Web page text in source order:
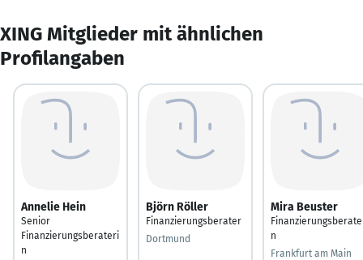
XING Mitglieder mit ähnlichen
Profilangaben
Annelie Hein
Senior
Finanzierungsberateri
n
Björn Röller
Finanzierungsberater
Dortmund
Mira Beuster
n
Frankfurt am Main